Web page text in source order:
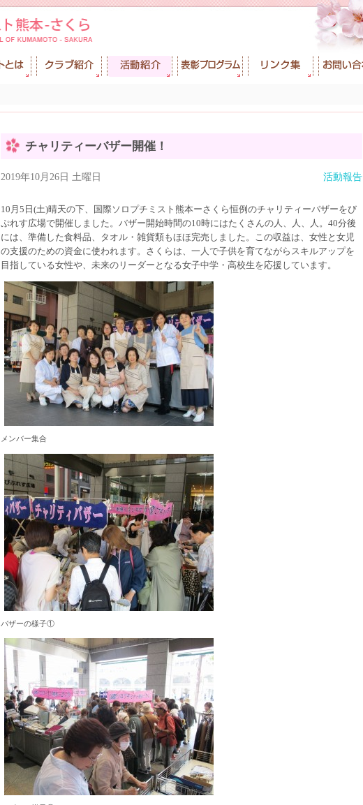
チャリティーバザー開催！
2019年10月26日 土曜日 活動報告
10月5日(土)晴天の下、国際ソロプチミスト熊本ーさくら恒例のチャリティーバザーをび
ぷれす広場で開催しました。バザー開始時間の10時にはたくさんの人、人、人。40分後
には、準備した食料品、タオル・雑貨類もほほ完売しました。この収益は、女性と女児
の支援のための資金に使われます。さくらは、一人で子供を育てながらスキルアップを
目指している女性や、未来のリーダーとなる女子中学・高校生を応援しています。
メンバー集合
バザーの様子①